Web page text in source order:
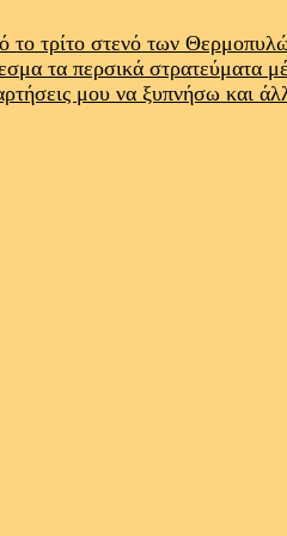
το τρίτο στενό των
τα περσικά στρατεύματα
μου να ξυπνήσω και